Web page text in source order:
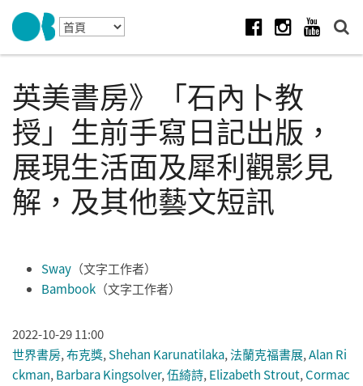
Skip to navigation
移至主內容
英美書房》「石內卜教
授」生前手寫日記出版，
展現生活面及犀利觀影見
解，及其他藝文短訊
Sway （文字工作者）
Bambook （文字工作者）
2022-10-29 11:00
世界書房,布克獎, Shehan Karunatilaka,法蘭克福書展,Alan Ri
ckman, Barbara Kingsolver,伍綺詩, Elizabeth Strout,Cormac